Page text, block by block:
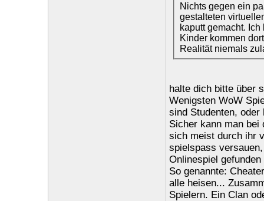
Nichts gegen ein
gestalteten
kaputt gemacht.
Kinder kommen
Realität niemals
halte dich bitte über
Wenigsten WoW
sind Studenten, oder
Sicher kann man bei
sich meist durch ihr
spielspass
Onlinespiel
So genannte:
alle heisen...
Spielern. Ein Clan